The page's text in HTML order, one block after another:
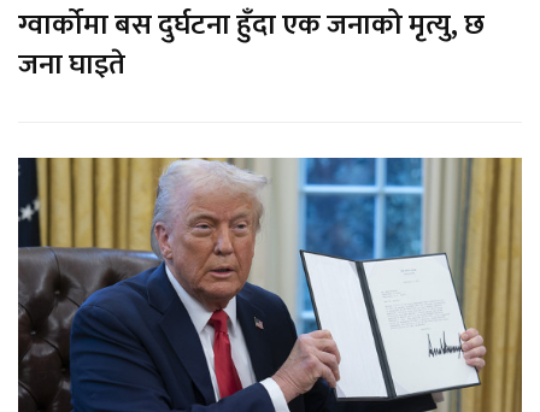
ग्वार्कोमा बस दुर्घटना हुँदा एक जनाको मृत्यु, छ
जना घाइते